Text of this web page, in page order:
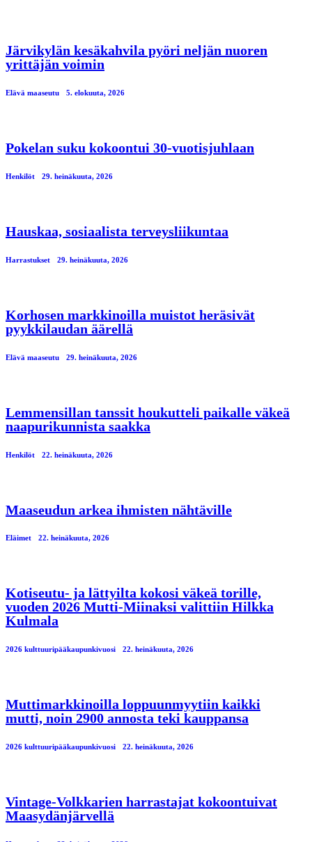
Järvikylän kesäkahvila pyöri neljän nuoren
yrittäjän voimin
Elävä maaseutu 5. elokuuta, 2026
Pokelan suku kokoontui 30-vuotisjuhlaan
Henkilöt 29. heinäkuuta, 2026
Hauskaa, sosiaalista terveysliikuntaa
Harrastukset 29. heinäkuuta, 2026
Korhosen markkinoilla muistot heräsivät
pyykkilaudan äärellä
Elävä maaseutu 29. heinäkuuta, 2026
Lemmensillan tanssit houkutteli paikalle väkeä
naapurikunnista saakka
Henkilöt 22. heinäkuuta, 2026
Maaseudun arkea ihmisten nähtäville
Eläimet 22. heinäkuuta, 2026
Kotiseutu- ja lättyilta kokosi väkeä torille,
vuoden 2026 Mutti-Miinaksi valittiin Hilkka
Kulmala
2026 kulttuuripääkaupunkivuosi 22. heinäkuuta, 2026
Muttimarkkinoilla loppuunmyytiin kaikki
mutti, noin 2900 annosta teki kauppansa
2026 kulttuuripääkaupunkivuosi 22. heinäkuuta, 2026
Vintage-Volkkarien harrastajat kokoontuivat
Maasydänjärvellä